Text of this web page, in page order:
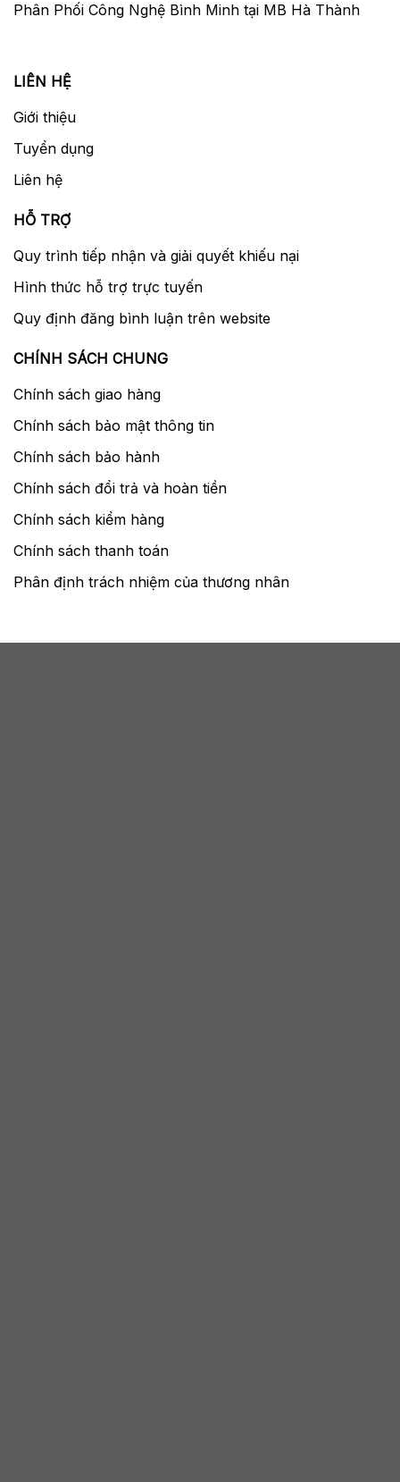
Phân Phối Công Nghệ Bình Minh tại MB Hà Thành
LIÊN HỆ
Giới thiệu
Tuyển dụng
Liên hệ
HỖ TRỢ
Quy trình tiếp nhận và giải quyết khiếu nại
Hình thức hỗ trợ trực tuyến
Quy định đăng bình luận trên website
CHÍNH SÁCH CHUNG
Chính sách giao hàng
Chính sách bảo mật thông tin
Chính sách bảo hành
Chính sách đổi trả và hoàn tiền
Chính sách kiểm hàng
Chính sách thanh toán
Phân định trách nhiệm của thương nhân